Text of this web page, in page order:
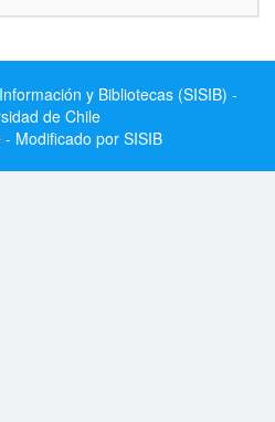
y Bibliotecas (SISIB) -
de Chile
Modificado por SISIB